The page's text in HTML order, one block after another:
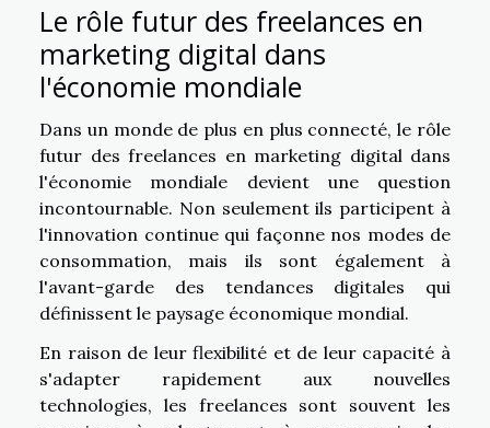
Le rôle futur des freelances en
marketing digital dans
l'économie mondiale
Dans un monde de plus en plus connecté, le rôle
futur des freelances en marketing digital dans
l'économie mondiale devient une question
incontournable. Non seulement ils participent à
l'innovation continue qui façonne nos modes de
consommation, mais ils sont également à
l'avant-garde des tendances digitales qui
définissent le paysage économique mondial.
En raison de leur flexibilité et de leur capacité à
s'adapter rapidement aux nouvelles
technologies, les freelances sont souvent les